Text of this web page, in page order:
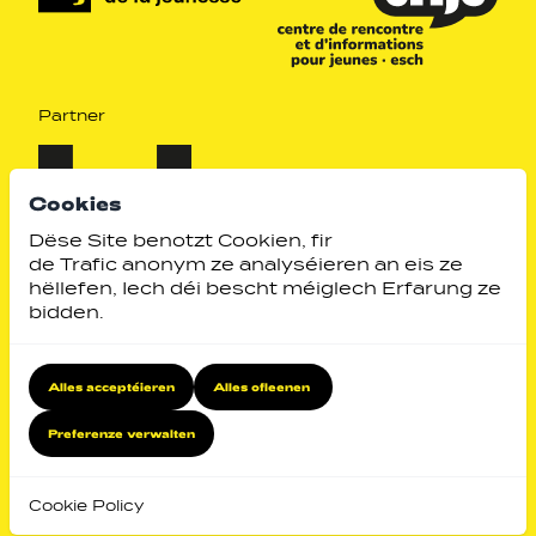
Cookies
Dëse Site benotzt Cookien, fir
de Trafic anonym ze analyséieren an eis ze
hëllefen, Iech déi bescht méiglech Erfarung ze
bidden.
Alles acceptéieren Alles ofleenen
Preferenze verwalten
Cookie Policy
Partner
Identity by Website by